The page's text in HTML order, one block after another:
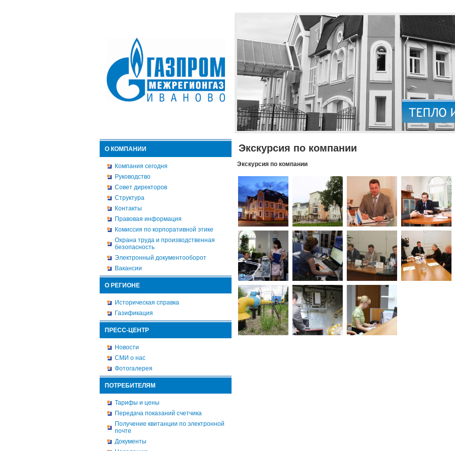
О КОМПАНИИ
Компания сегодня
Руководство
Совет директоров
Структура
Контакты
Правовая информация
Комиссия по корпоративной этике
Охрана труда и производственная
безопасность
Электронный документооборот
Вакансии
О РЕГИОНЕ
Историческая справка
Газификация
ПРЕСС-ЦЕНТР
Новости
СМИ о нас
Фотогалерея
ПОТРЕБИТЕЛЯМ
Тарифы и цены
Передача показаний счетчика
Получение квитанции по электронной
почте
Документы
Экскурсия по компании
Экскурсия по компании